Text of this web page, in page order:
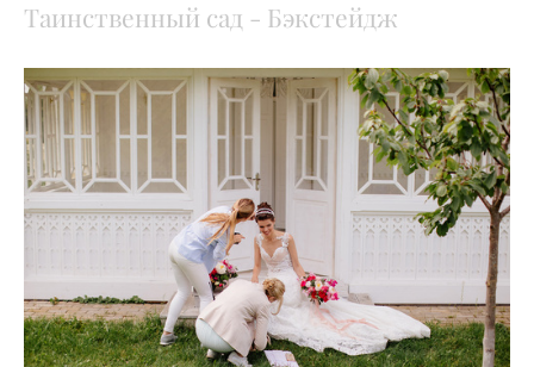
Таинственный сад - Бэкстейдж